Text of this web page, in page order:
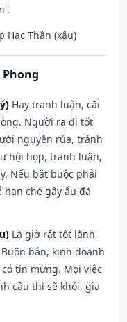
Hạc Thần (xấu)
Hay tranh luận, cãi
Người ra đi tốt
nguyền rủa, tránh
hội họp, tranh luận,
Nếu bắt buộc phải
ché gây ẩu đả
Là giờ rất tốt lành,
bán, kinh doanh
tin mừng. Mọi việc
cầu thì sẽ khỏi, gia